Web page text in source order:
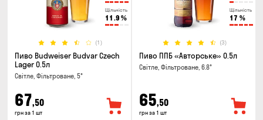
Щільність
11.9 %
(1)
Пиво Budweiser Budvar Czech
Lager 0.5л
Світле, Фільтроване, 5°
67,50
грн за 1 шт
Щільність
17 %
(3)
Пиво ППБ «Авторське» 0.5л
Світле, Фільтроване, 6.8°
65,50
грн за 1 шт